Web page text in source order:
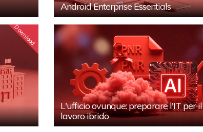
Android Enterprise Essentials
Download
L'ufficio ovunque: preparare l'IT per il
lavoro ibrido